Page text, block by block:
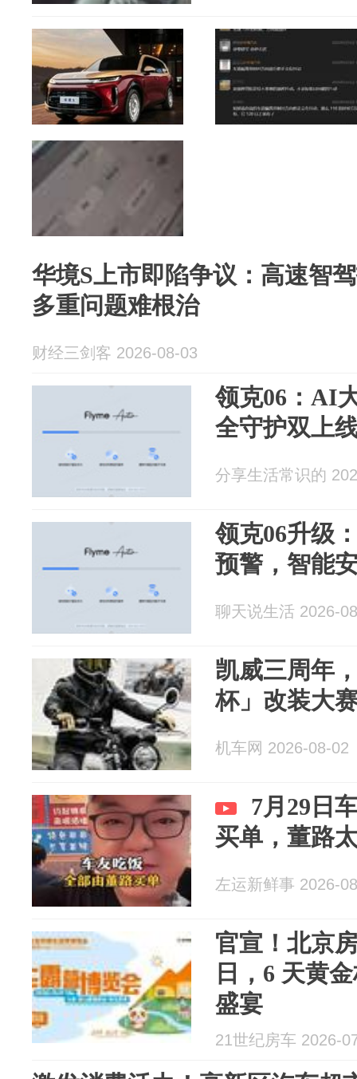
华境S上市即陷争议：高速智
多重问题难根治
财经三剑客 2026-08-03
领克06：AI
全守护双上
分享生活常识的
领克06升级
预警，智能
聊天说生活 2026-
凯威三周年
杯」改装大
机车网 2026-08-02
7月29日
买单，董路
左运新鲜事 2026-
官宣！北京
日，6 天黄
盛宴
21世纪房车 2026-